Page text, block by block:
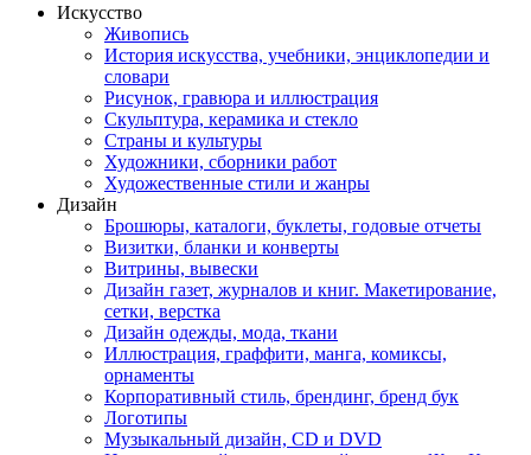
Искусство
Живопись
История искусства, учебники, энциклопедии и
словари
Рисунок, гравюра и иллюстрация
Скульптура, керамика и стекло
Страны и культуры
Художники, сборники работ
Художественные стили и жанры
Дизайн
Брошюры, каталоги, буклеты, годовые отчеты
Визитки, бланки и конверты
Витрины, вывески
Дизайн газет, журналов и книг. Макетирование,
сетки, верстка
Дизайн одежды, мода, ткани
Иллюстрация, граффити, манга, комиксы,
орнаменты
Корпоративный стиль, брендинг, бренд бук
Логотипы
Музыкальный дизайн, СD и DVD